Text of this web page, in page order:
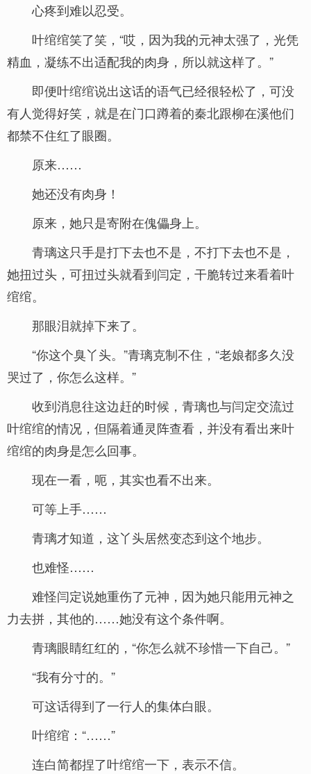
心疼到难以忍受。
叶绾绾笑了笑，“哎，因为我的元神太强了，光凭
精血，凝练不出适配我的肉身，所以就这样了。”
即便叶绾绾说出这话的语气已经很轻松了，可没
有人觉得好笑，就是在门口蹲着的秦北跟柳在溪他们
都禁不住红了眼圈。
原来……
她还没有肉身！
原来，她只是寄附在傀儡身上。
青璃这只手是打下去也不是，不打下去也不是，
她扭过头，可扭过头就看到闫定，干脆转过来看着叶
绾绾。
那眼泪就掉下来了。
“你这个臭丫头。”青璃克制不住，“老娘都多久没
哭过了，你怎么这样。”
收到消息往这边赶的时候，青璃也与闫定交流过
叶绾绾的情况，但隔着通灵阵查看，并没有看出来叶
绾绾的肉身是怎么回事。
现在一看，呃，其实也看不出来。
可等上手……
青璃才知道，这丫头居然变态到这个地步。
也难怪……
难怪闫定说她重伤了元神，因为她只能用元神之
力去拼，其他的……她没有这个条件啊。
青璃眼睛红红的，“你怎么就不珍惜一下自己。”
“我有分寸的。”
可这话得到了一行人的集体白眼。
叶绾绾：“……”
连白简都捏了叶绾绾一下，表示不信。